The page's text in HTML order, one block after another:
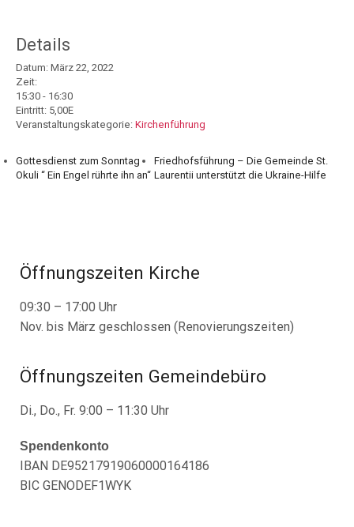
Details
Datum: März 22, 2022
Zeit:
15:30 - 16:30
Eintritt: 5,00E
Veranstaltungskategorie: Kirchenführung
Gottesdienst zum Sonntag
Okuli “ Ein Engel rührte ihn an“
Friedhofsführung – Die Gemeinde St.
Laurentii unterstützt die Ukraine-Hilfe
Öffnungszeiten Kirche
09:30 – 17:00 Uhr
Nov. bis März geschlossen (Renovierungszeiten)
Öffnungszeiten Gemeindebüro
Di., Do., Fr. 9:00 – 11:30 Uhr
Spendenkonto
IBAN DE95217919060000164186
BIC GENODEF1WYK